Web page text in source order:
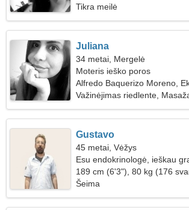
Tikra meilė
Juliana
34 metai, Mergelė
Moteris ieško poros
Alfredo Baquerizo Moreno,
Važinėjimas riedlente,
Gustavo
45 metai, Vėžys
Esu endokrinologė, ieškau
189 cm (6'3"), 80 kg (176
Šeima